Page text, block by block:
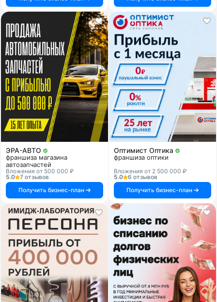
ЭРА-АВТО
франшиза магазина
автозапчастей
Вложения от 500 000 ₽
5.0
7 отзывов
Получить бизнес-план
Оптимист Оптика
франшиза оптики
Вложения от 2 500 000 ₽
5.0
6 отзывов
Получить бизнес-план